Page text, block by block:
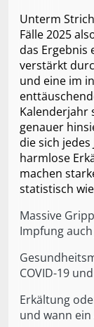
Unterm
Fälle 2025
das Ergebnis
verstärkt
und eine im
Kalenderjahr
genauer
die sich
harmlose
machen
statistisch
Massive
Impfung
COVID-19
Erkältung
und wann